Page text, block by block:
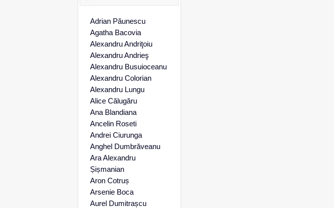
Adrian Păunescu
Agatha Bacovia
Alexandru Andriţoiu
Alexandru Andrieş
Alexandru Busuioceanu
Alexandru Colorian
Alexandru Lungu
Alice Călugăru
Ana Blandiana
Ancelin Roseti
Andrei Ciurunga
Anghel Dumbrăveanu
Ara Alexandru
Șișmanian
Aron Cotruș
Arsenie Boca
Aurel Dumitrașcu